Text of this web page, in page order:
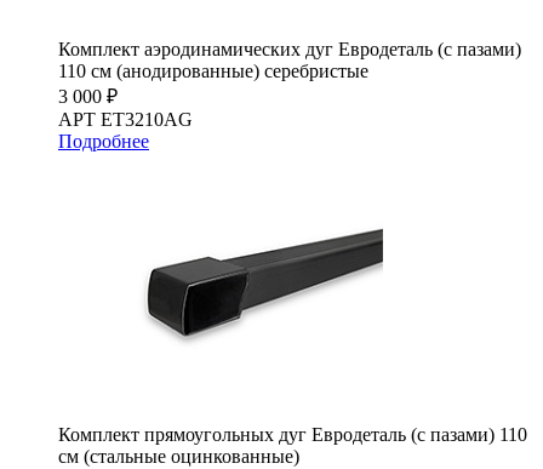
Комплект аэродинамических дуг Евродеталь (с пазами)
110 см (анодированные) серебристые
3 000 ₽
АРТ ET3210AG
Подробнее
Комплект прямоугольных дуг Евродеталь (с пазами) 110
см (стальные оцинкованные)